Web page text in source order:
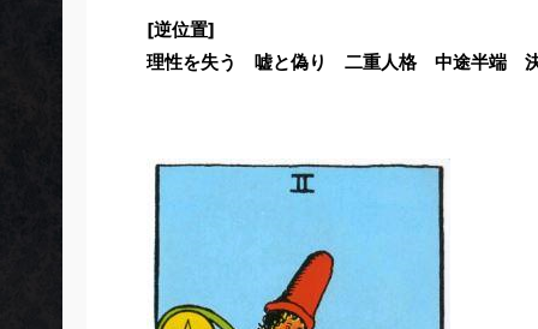
[逆位置]
理性を失う 嘘と偽り 二重人格 中途半端 決